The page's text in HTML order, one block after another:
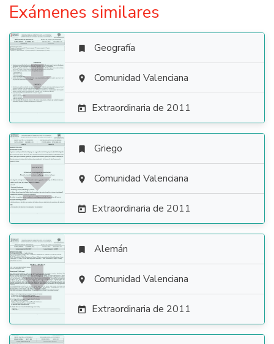
Exámenes similares

 Geografía
 Comunidad Valenciana
 Extraordinaria de 2011

 Griego
 Comunidad Valenciana
 Extraordinaria de 2011

 Alemán
 Comunidad Valenciana
 Extraordinaria de 2011